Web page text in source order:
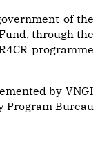
of the
through the
programme
by VNGI
Program Bureau